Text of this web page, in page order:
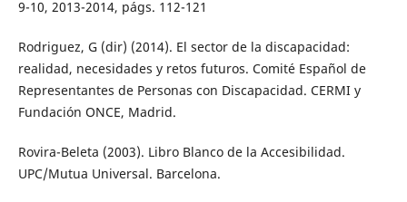
9-10, 2013-2014, págs. 112-121
Rodriguez, G (dir) (2014). El sector de la discapacidad:
realidad, necesidades y retos futuros. Comité Español de
Representantes de Personas con Discapacidad. CERMI y
Fundación ONCE, Madrid.
Rovira-Beleta (2003). Libro Blanco de la Accesibilidad.
UPC/Mutua Universal. Barcelona.